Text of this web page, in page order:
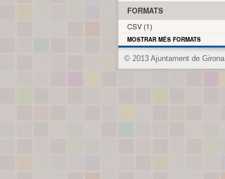
FORMATS
CSV (1)
MOSTRAR MÉS FORMATS
© 2013 Ajuntament de Girona